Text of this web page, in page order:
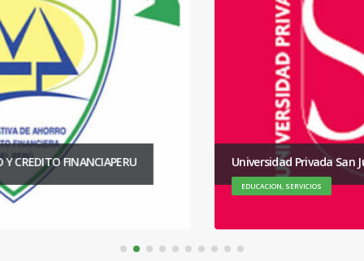
Universidad Privada San Juan Bautista – Chincha
EDUCACION, SERVICIOS